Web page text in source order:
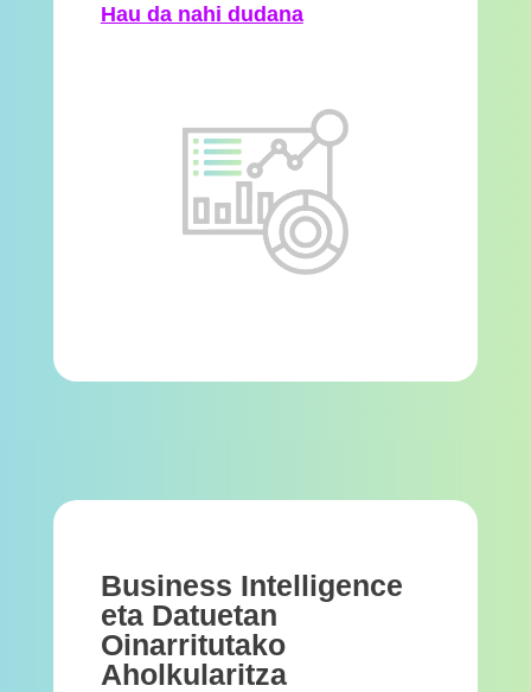
Hau da nahi dudana
Business Intelligence
eta Datuetan
Oinarritutako
Aholkularitza